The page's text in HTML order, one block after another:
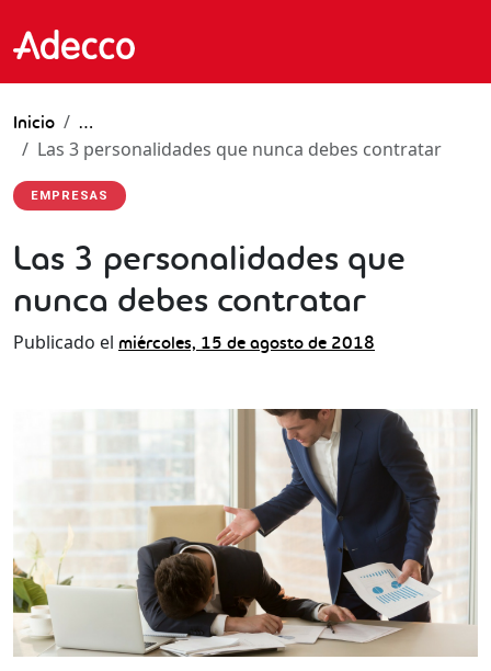
Inicio …
Las 3 personalidades que nunca debes contratar
EMPRESAS
Las 3 personalidades que
nunca debes contratar
Publicado el miércoles, 15 de agosto de 2018